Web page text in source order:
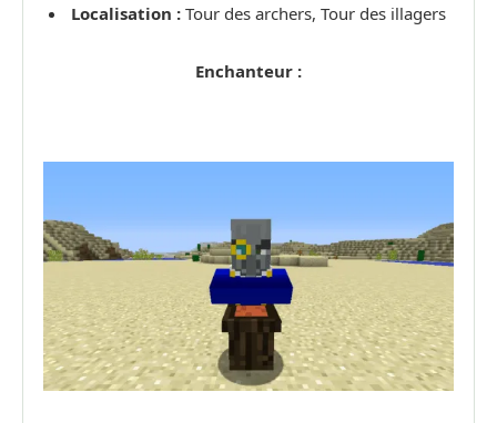
Localisation : Tour des archers, Tour des illagers
Enchanteur :